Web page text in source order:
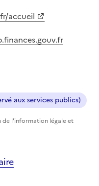
accueil
aux services publics)
de l'information légale et